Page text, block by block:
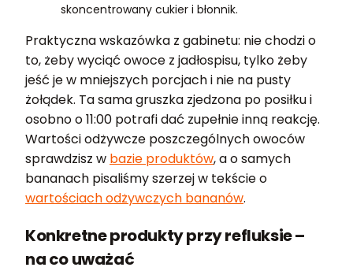
skoncentrowany cukier i błonnik.
Praktyczna wskazówka z gabinetu: nie chodzi o
to, żeby wyciąć owoce z jadłospisu, tylko żeby
jeść je w mniejszych porcjach i nie na pusty
żołądek. Ta sama gruszka zjedzona po posiłku i
osobno o 11:00 potrafi dać zupełnie inną reakcję.
Wartości odżywcze poszczególnych owoców
sprawdzisz w bazie produktów, a o samych
bananach pisaliśmy szerzej w tekście o
wartościach odżywczych bananów.
Konkretne produkty przy refluksie –
na co uważać